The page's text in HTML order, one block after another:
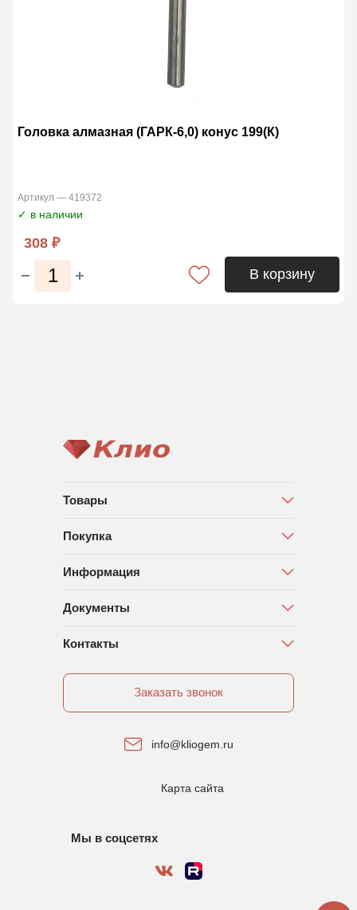
Головка алмазная (ГАРК-6,0) конус 199(К)
Артикул — 419372
✓ в наличии
308 ₽
В корзину
Товары
Покупка
Информация
Документы
Контакты
Заказать звонок
info@kliogem.ru
Карта сайта
Мы в соцсетях